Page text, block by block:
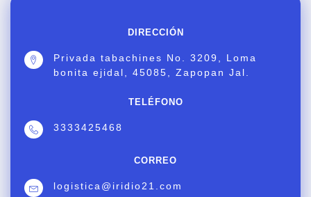
DIRECCIÓN
Privada tabachines No. 3209, Loma
bonita ejidal, 45085, Zapopan Jal.
TELÉFONO
3333425468
CORREO
logistica@iridio21.com